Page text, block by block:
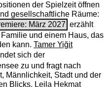
der Spielzeit öffnen
gesellschaftliche Räume:
März 2027 erzählt
und einem Haus, das
kann. Tamer Yiğit
sich der
zu und fragt nach
Männlichkeit, Stadt und der
Blicks. Leila Hekmat